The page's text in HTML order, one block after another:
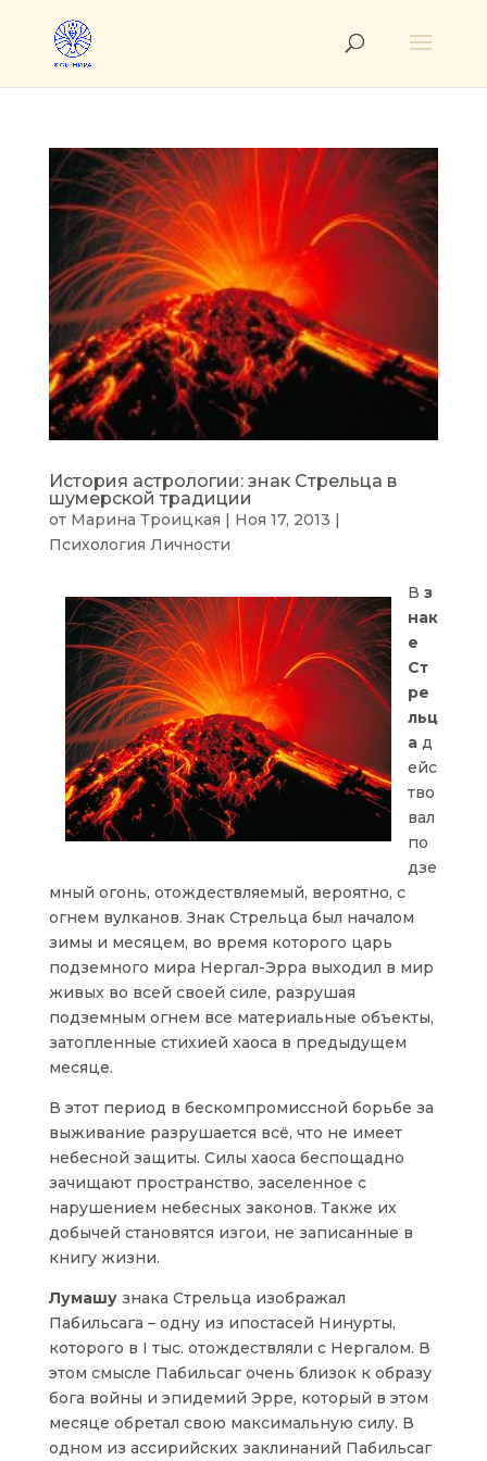
История астрологии: знак Стрельца в
шумерской традиции
от Марина Троицкая | Ноя 17, 2013 |
Психология Личности
В з
нак
е
Ст
ре
льц
ад
ейс
тво
вал
по
дзе
мный огонь, отождествляемый, вероятно, с
огнем вулканов. Знак Стрельца был началом
зимы и месяцем, во время которого царь
подземного мира Нергал-Эрра выходил в мир
живых во всей своей силе, разрушая
подземным огнем все материальные объекты,
затопленные стихией хаоса в предыдущем
месяце.
В этот период в бескомпромиссной борьбе за
выживание разрушается всё, что не имеет
небесной защиты. Силы хаоса беспощадно
зачищают пространство, заселенное с
нарушением небесных законов. Также их
добычей становятся изгои, не записанные в
книгу жизни.
Лумашузнака Стрельца изображал
Пабильсага – одну из ипостасей Нинурты,
которого в I тыс. отождествляли с Нергалом. В
этом смысле Пабильсаг очень близок к образу
бога войны и эпидемий Эрре, который в этом
месяце обретал свою максимальную силу. В
одном из ассирийских заклинаний Пабильсаг